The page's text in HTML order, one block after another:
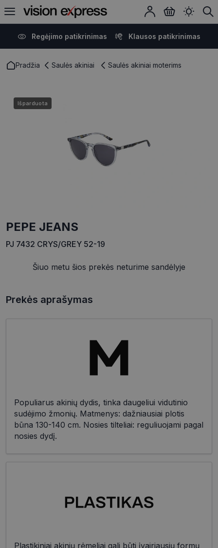
Regėjimo patikrinimas Klausos patikrinimas
Pradžia Saulės akiniai Saulės akiniai moterims
Išparduota
PEPE JEANS
PJ 7432 CRYS/GREY 52-19
Šiuo metu šios prekės neturime sandėlyje
Prekės aprašymas
Populiarus akinių dydis, tinka daugeliui vidutinio
sudėjimo žmonių. Matmenys: dažniausiai plotis
būna 130-140 cm. Nosies tilteliai: reguliuojami pagal
nosies dydį.
Plastikiniai akinių rėmeliai gali būti įvairiausių formų